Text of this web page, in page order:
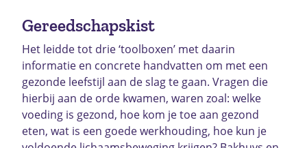
Gereedschapskist
Het leidde tot drie ‘toolboxen’ met daarin
informatie en concrete handvatten om met een
gezonde leefstijl aan de slag te gaan. Vragen die
hierbij aan de orde kwamen, waren zoal: welke
voeding is gezond, hoe kom je toe aan gezond
eten, wat is een goede werkhouding, hoe kun je